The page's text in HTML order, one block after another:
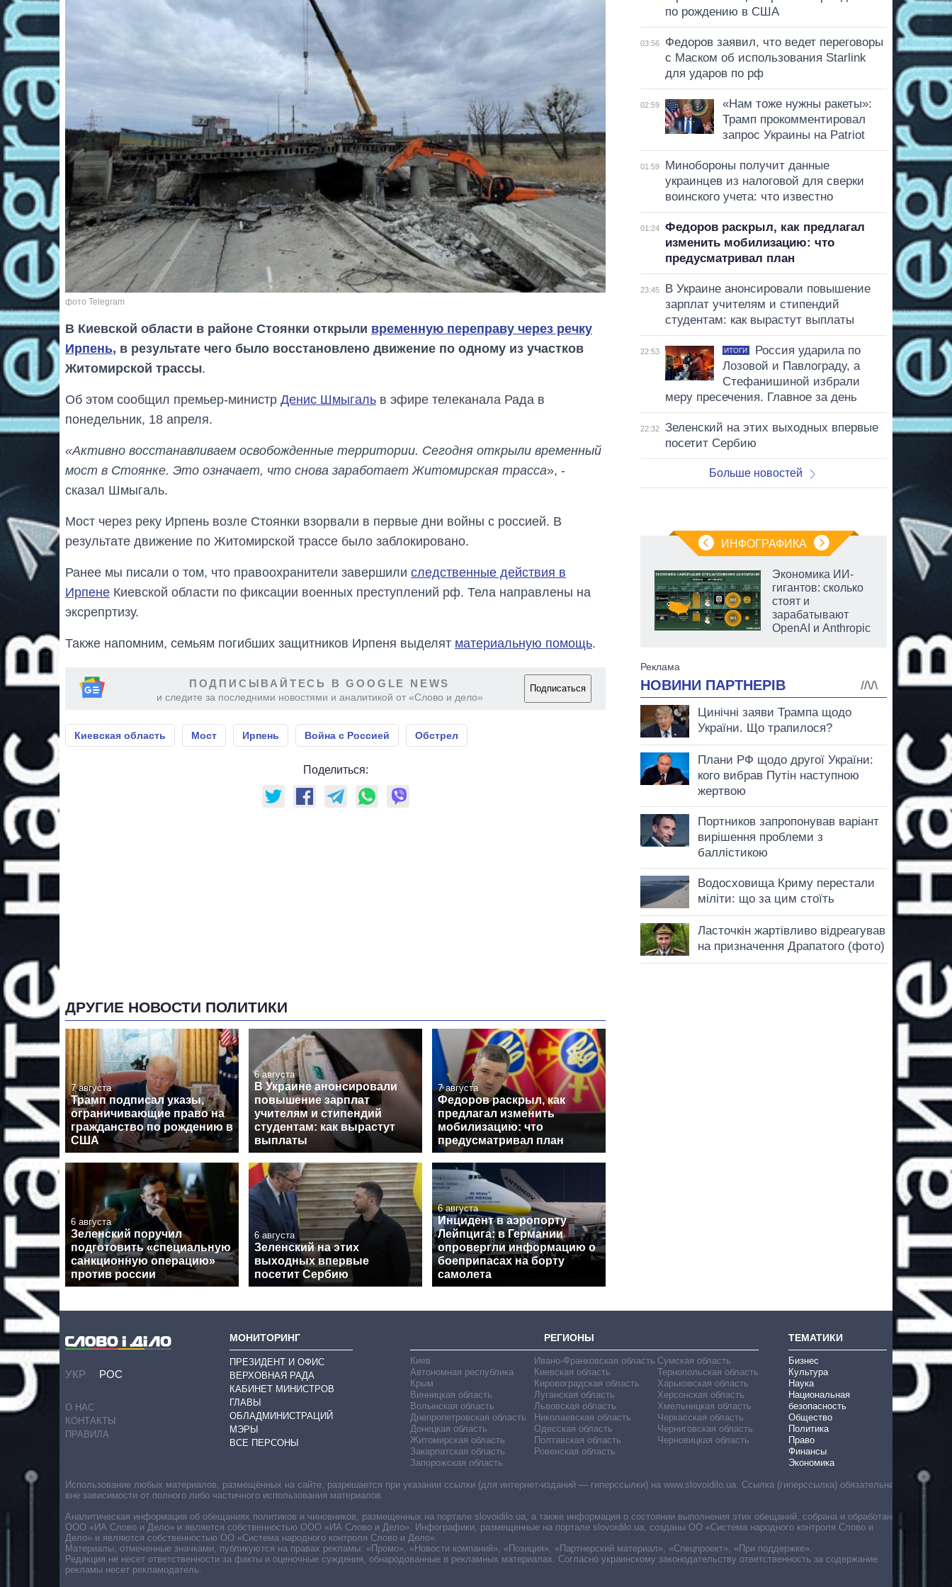
фото Telegram
В Киевской области в районе Стоянки открыли временную переправу через речку
Ирпень, в результате чего было восстановлено движение по одному из участков
Житомирской трассы.
Об этом сообщил премьер-министр Денис Шмыгаль в эфире телеканала Рада в
понедельник, 18 апреля.
«Активно восстанавливаем освобожденные территории. Сегодня открыли временный
мост в Стоянке. Это означает, что снова заработает Житомирская трасса», -
сказал Шмыгаль.
Мост через реку Ирпень возле Стоянки взорвали в первые дни войны с россией. В
результате движение по Житомирской трассе было заблокировано.
Ранее мы писали о том, что правоохранители завершили следственные действия в
Ирпене Киевской области по фиксации военных преступлений рф. Тела направлены на
эксрепртизу.
Также напомним, семьям погибших защитников Ирпеня выделят материальную помощь.
ПОДПИСЫВАЙТЕСЬ В GOOGLE NEWS
и следите за последними новостями и аналитикой от «Слово и дело»
Подписаться
Киевская область Мост Ирпень Война с Россией Обстрел
Поделиться:
ДРУГИЕ НОВОСТИ ПОЛИТИКИ
7 августа
Трамп подписал указы,
ограничивающие право на
гражданство по рождению в
США
6 августа
В Украине анонсировали
повышение зарплат
учителям и стипендий
студентам: как вырастут
выплаты
7 августа
Федоров раскрыл, как
предлагал изменить
мобилизацию: что
предусматривал план
6 августа
Зеленский поручил
подготовить «специальную
санкционную операцию»
против россии
6 августа
Зеленский на этих
выходных впервые
посетит Сербию
6 августа
Инцидент в аэропорту
Лейпцига: в Германии
опровергли информацию о
боеприпасах на борту
самолета
по рождению в США
03:56
Федоров заявил, что ведет переговоры
с Маском об использования Starlink
для ударов по рф
02:59
«Нам тоже нужны ракеты»:
Трамп прокомментировал
запрос Украины на Patriot
01:59
Минобороны получит данные
украинцев из налоговой для сверки
воинского учета: что известно
01:24
Федоров раскрыл, как предлагал
изменить мобилизацию: что
предусматривал план
23:45
В Украине анонсировали повышение
зарплат учителям и стипендий
студентам: как вырастут выплаты
22:53 ИТОГИ
Россия ударила по
Лозовой и Павлограду, а
Стефанишиной избрали
меру пресечения. Главное за день
22:32
Зеленский на этих выходных впервые
посетит Сербию
Больше новостей
ИНФОГРАФИКА
Как за 10 лет
изменилось
магистратуру и
Экономика ИИ-
гигантов: сколько
стоят и
зарабатывают
OpenAI и Anthropic
УКР РОС
О НАС
КОНТАКТЫ
ПРАВИЛА
МОНИТОРИНГ
ПРЕЗИДЕНТ И ОФИС
ВЕРХОВНАЯ РАДА
КАБИНЕТ МИНИСТРОВ
ГЛАВЫ
ОБЛАДМИНИСТРАЦИЙ
МЭРЫ
ВСЕ ПЕРСОНЫ
РЕГИОНЫ
Киев
Автономная республика
Крым
Винницкая область
Волынская область
Днепропетровская область
Донецкая область
Житомирская область
Закарпатская область
Запорожская область
Ивано-Франковская область
Киевская область
Кировоградская область
Луганская область
Львовская область
Николаевская область
Одесская область
Полтавская область
Ровенская область
Сумская область
Тернопольская область
Харьковская область
Херсонская область
Хмельницкая область
Черкасская область
Черниговская область
Черновицкая область
ТЕМАТИКИ
Бизнес
Культура
Наука
Национальная
безопасность
Общество
Политика
Право
Финансы
Экономика
Использование любых материалов, размещённых на сайте, разрешается при указании ссылки (для интернет-изданий — гиперссылки) на www.slovoidilo.ua. Ссылка (гиперссылка) обязательна
вне зависимости от полного либо частичного использования материалов.
Аналитическая информация об обещаниях политиков и чиновников, размещенных на портале slovoidilo.ua, а также информация о состоянии выполнения этих обещаний, собрана и обработана
ООО «ИА Слово и Дело» и является собственностью ООО «ИА Слово и Дело». Инфографики, размещенные на портале slovoidilo.ua, созданы ОО «Система народного контроля Слово и
Дело» и являются собственностью ОО «Система народного контроля Слово и Дело».
Материалы, отмеченные значками, публикуются на правах рекламы: «Промо», «Новости компаний», «Позиция», «Партнерский материал», «Спецпроект», «При поддержке».
Редакция не несет ответственности за факты и оценочные суждения, обнародованные в рекламных материалах. Согласно украинскому законодательству ответственность за содержание
рекламы несет рекламодатель.